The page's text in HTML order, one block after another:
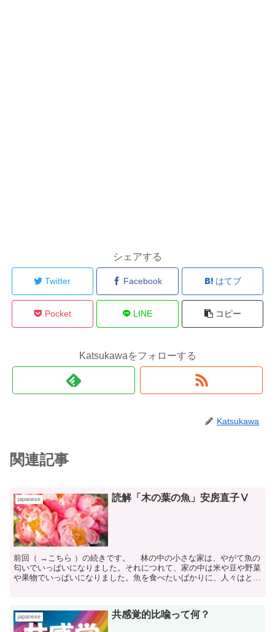
シェアする
Twitter Facebook はてブ
Pocket LINE コピー
Katsukawaをフォローする
Katsukawa
関連記事
japanese 読解「木の葉の魚」安房直子Ⅴ
前回（ →こちら ）の続きです。 林の中の小さな家は、やがて魚の
匂いでいっぱいになりました。それにつれて、家の中は米や豆や野菜
や果物でいっぱいになりました。魚を食べたいばかりに、人々はとっ
japanese 共感覚的比喩って何？